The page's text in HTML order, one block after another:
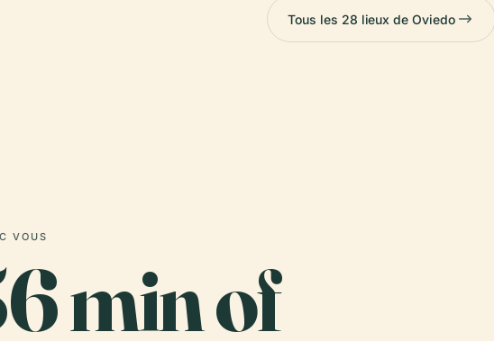
Tous les 28 lieux de Oviedo
VOUS
min of